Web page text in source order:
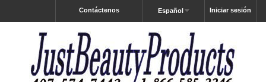
Iniciar sesión
Español
Contáctenos